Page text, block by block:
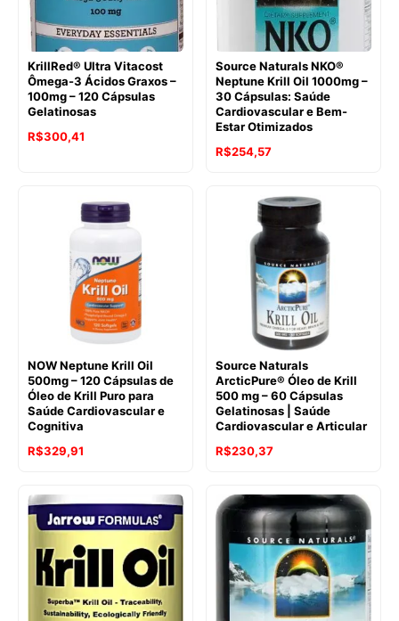
KrillRed® Ultra Vitacost
Ômega-3 Ácidos Graxos –
100mg – 120 Cápsulas
Gelatinosas
R$300,41
Source Naturals NKO®
Neptune Krill Oil 1000mg –
30 Cápsulas: Saúde
Cardiovascular e Bem-
Estar Otimizados
O
R$311,64.
R$254,57O
atual
R$254,57.
NOW Neptune Krill Oil
500mg – 120 Cápsulas de
Óleo de Krill Puro para
Saúde Cardiovascular e
Cognitiva
O
original
era:
R$511,82.
R$329,91
é:
R$329,91.
Source Naturals
ArcticPure® Óleo de Krill
500 mg – 60 Cápsulas
Gelatinosas | Saúde
Cardiovascular e Articular
O
original
era:
R$257,51.
R$230,37O
atual
é:
R$230,37.